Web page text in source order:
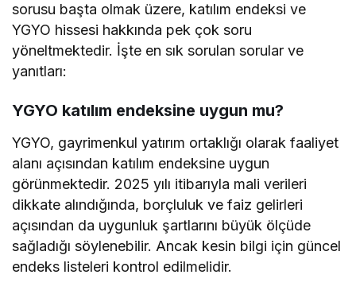
sorusu başta olmak üzere, katılım endeksi ve
YGYO hissesi hakkında pek çok soru
yöneltmektedir. İşte en sık sorulan sorular ve
yanıtları:
YGYO katılım endeksine uygun mu?
YGYO, gayrimenkul yatırım ortaklığı olarak faaliyet
alanı açısından katılım endeksine uygun
görünmektedir. 2025 yılı itibarıyla mali verileri
dikkate alındığında, borçluluk ve faiz gelirleri
açısından da uygunluk şartlarını büyük ölçüde
sağladığı söylenebilir. Ancak kesin bilgi için güncel
endeks listeleri kontrol edilmelidir.